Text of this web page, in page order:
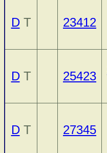
DT 23412
DT 25423
DT 27345